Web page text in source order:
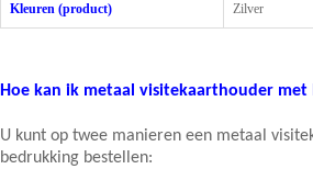
Kleuren (product) Zilver
Hoe kan ik metaal visitekaarthouder
U kunt op twee manieren een metaal
bedrukking bestellen: